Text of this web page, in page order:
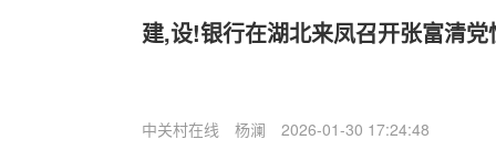
建,设!银行在湖北来凤召开张富清
中关村在线 杨澜 2026-01-30 17:24:48